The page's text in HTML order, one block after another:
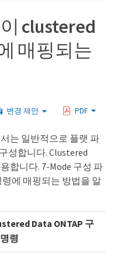
clustered
매핑되는
변경 제안 PDF
는 일반적으로 플랫 파
성합니다. Clustered
합니다. 7-Mode 구성 파
령에 매핑되는 방법을 알
Data ONTAP 구
령